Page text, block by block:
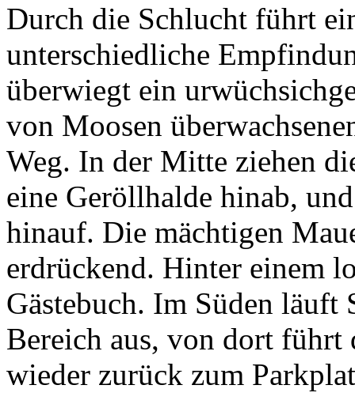
Durch die Schlucht führt
unterschiedliche
überwiegt ein
von Moosen
Weg. In der Mitte ziehen
eine Geröllhalde hinab,
hinauf. Die mächtigen
erdrückend. Hinter einem
Gästebuch. Im Süden läuft
Bereich aus, von dort führt
wieder zurück zum